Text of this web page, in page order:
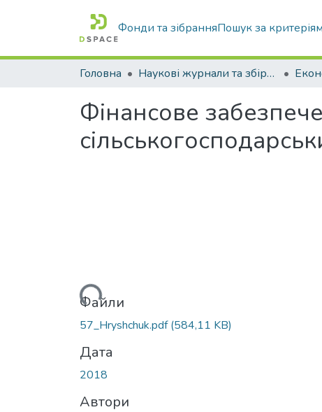
Фонди та зібранняПошук за
Головна Наукові журнали та збірники видань
Фінансове
Вантажиться...Файли
57_Hryshchuk.pdf(584,11 KB)
Дата
2018
Автори